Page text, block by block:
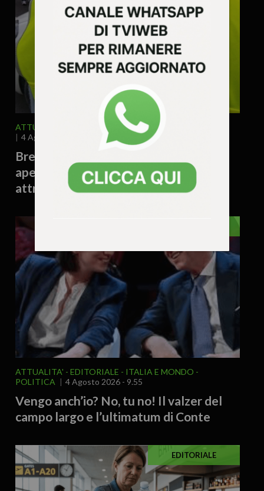
ATTUALITA'
VICENZA E PROVINCIA
4 Agosto 2026 - 12.12
Brendola cerca nuovi “nonni vigili”:
aperto il bando per sorvegliare gli
attraversamenti davanti alle scuole
ATTUALITA' EDITORIALE
ITALIA E MONDO
POLITICA
4 Agosto 2026 - 9.55
Vengo anch’io? No, tu no! Il valzer del
campo largo e l’ultimatum di Conte
EDITORIALE